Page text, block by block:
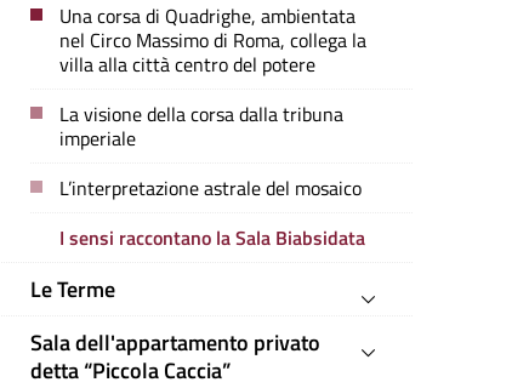
Una corsa di Quadrighe, ambientata
nel Circo Massimo di Roma, collega la
villa alla città centro del potere
La visione della corsa dalla tribuna
imperiale
L’interpretazione astrale del mosaico
I sensi raccontano la Sala Biabsidata
Le Terme
Sala dell'appartamento privato
detta “Piccola Caccia”